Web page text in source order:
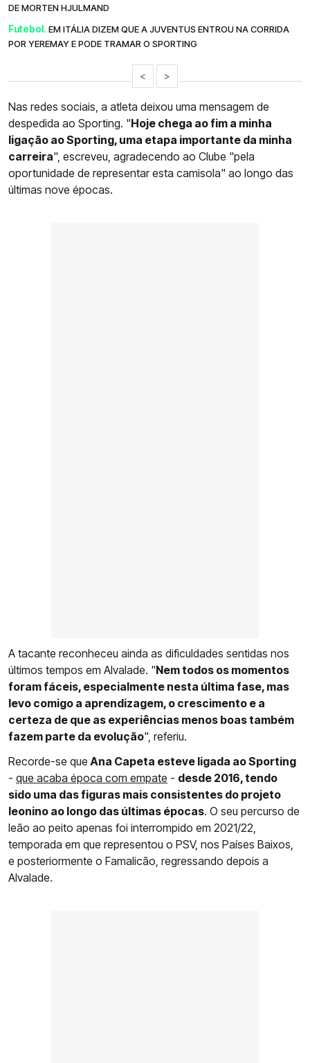
DE MORTEN HJULMAND
Futebol. EM ITÁLIA DIZEM QUE A JUVENTUS ENTROU NA CORRIDA
POR YEREMAY E PODE TRAMAR O SPORTING
< >
Nas redes sociais, a atleta deixou uma mensagem de
despedida ao Sporting. "Hoje chega ao fim a minha
ligação ao Sporting, uma etapa importante da minha
carreira", escreveu, agradecendo ao Clube "pela
oportunidade de representar esta camisola" ao longo das
últimas nove épocas.
A tacante reconheceu ainda as dificuldades sentidas nos
últimos tempos em Alvalade. "Nem todos os momentos
foram fáceis, especialmente nesta última fase, mas
levo comigo a aprendizagem, o crescimento e a
certeza de que as experiências menos boas também
fazem parte da evolução", referiu.
Recorde-se que Ana Capeta esteve ligada ao Sporting
- que acaba época com empate - desde 2016, tendo
sido uma das figuras mais consistentes do projeto
leonino ao longo das últimas épocas. O seu percurso de
leão ao peito apenas foi interrompido em 2021/22,
temporada em que representou o PSV, nos Países Baixos,
e posteriormente o Famalicão, regressando depois a
Alvalade.